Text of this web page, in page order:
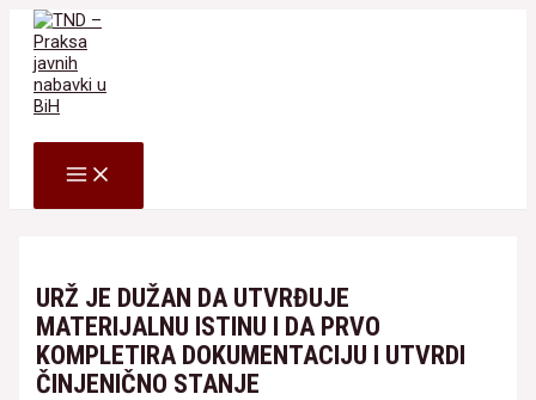
Skip
content
MAIN
MENU
URŽ JE DUŽAN DA UTVRĐUJE
MATERIJALNU ISTINU I DA PRVO
KOMPLETIRA DOKUMENTACIJU I UTVRDI
ČINJENIČNO STANJE